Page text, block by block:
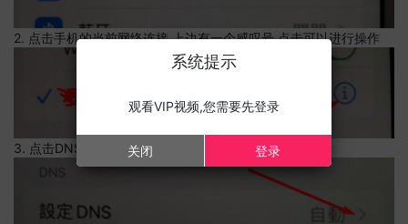
2. 点击手机的当前网络连接,上边有一个感叹号,点击可以进行操作
3. 点击DNS设置
系统提示
观看VIP视频,您需要先登录
关闭 登录